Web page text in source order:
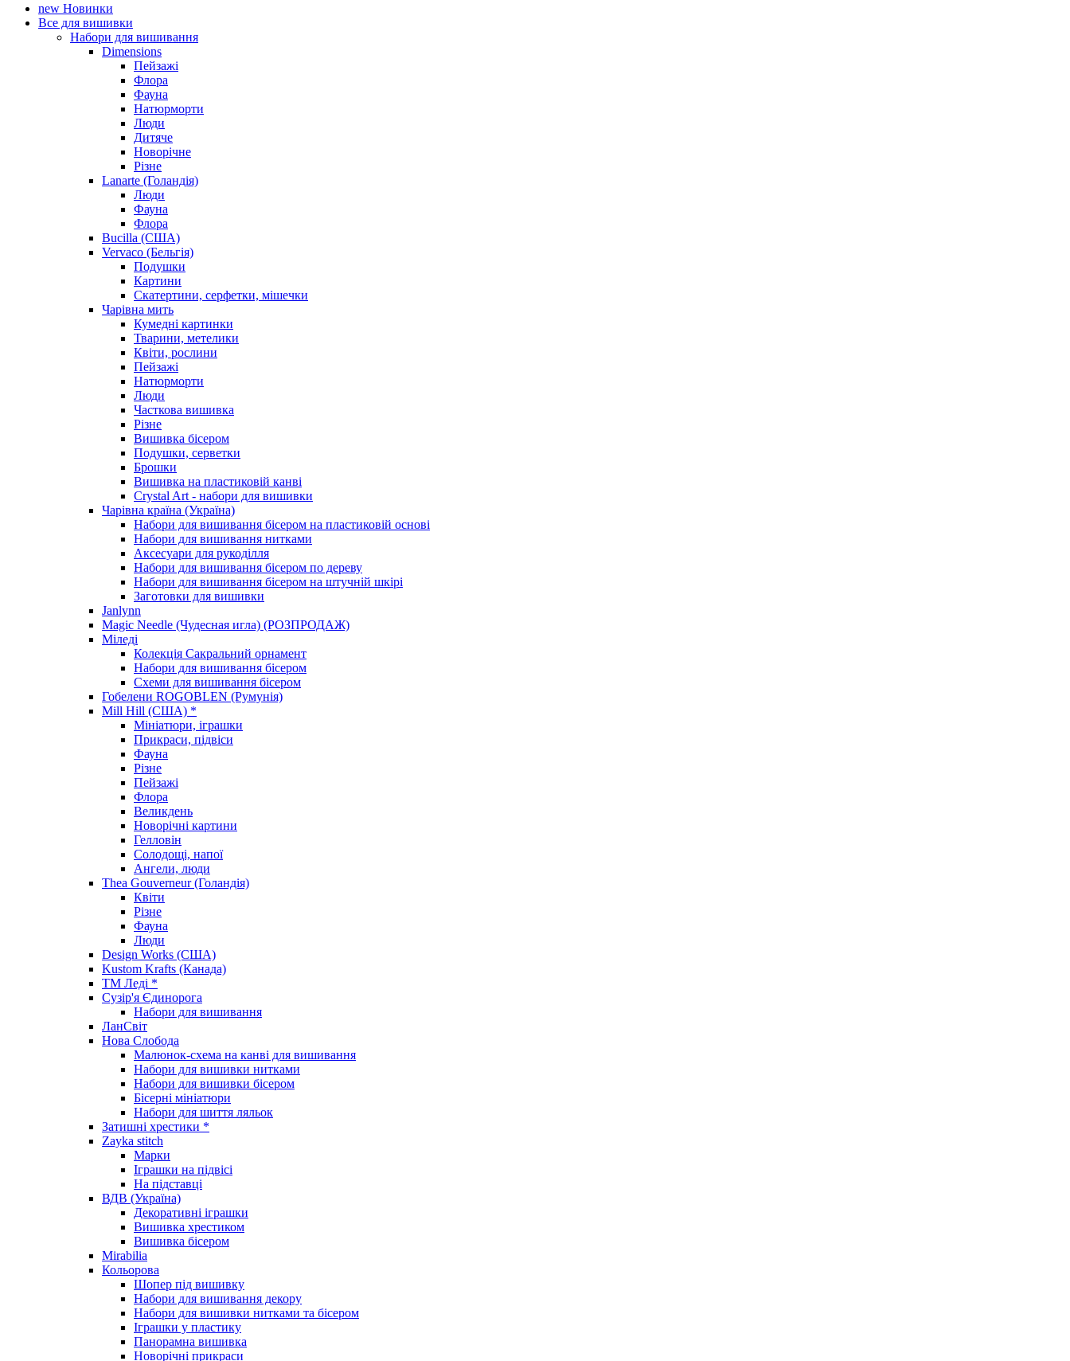
new Новинки
Все для вишивки
Набори для вишивання
Dimensions
Пейзажі
Флора
Фауна
Натюрморти
Люди
Дитяче
Новорічне
Різне
Lanarte (Голандія)
Люди
Фауна
Флора
Bucilla (США)
Vervaco (Бельгія)
Подушки
Картини
Скатертини, серфетки, мішечки
Чарiвна мить
Кумедні картинки
Тварини, метелики
Квіти, рослини
Пейзажі
Натюрморти
Люди
Часткова вишивка
Різне
Вишивка бісером
Подушки, серветки
Брошки
Вишивка на пластиковій канві
Crystal Art - набори для вишивки
Чарівна країна (Україна)
Набори для вишивання бісером на пластиковій основі
Набори для вишивання нитками
Аксесуари для рукоділля
Набори для вишивання бісером по дереву
Набори для вишивання бісером на штучній шкірі
Заготовки для вишивки
Janlynn
Magic Needle (Чудесная игла) (РОЗПРОДАЖ)
Міледі
Колекція Сакральний орнамент
Набори для вишивання бісером
Схеми для вишивання бісером
Гобелени ROGOBLEN (Румунія)
Mill Hill (США) *
Мініатюри, іграшки
Прикраси, підвіси
Фауна
Різне
Пейзажі
Флора
Великдень
Новорічні картини
Гелловін
Солодощі, напої
Ангели, люди
Thea Gouverneur (Голандія)
Квіти
Різне
Фауна
Люди
Design Works (США)
Kustom Krafts (Канада)
ТМ Леді *
Сузір'я Єдинорога
Набори для вишивання
ЛанСвіт
Нова Слобода
Малюнок-схема на канві для вишивання
Набори для вишивки нитками
Набори для вишивки бісером
Бісерні мініатюри
Набори для шиття ляльок
Затишні хрестики *
Zayka stitch
Марки
Іграшки на підвісі
На підставці
ВДВ (Україна)
Декоративні іграшки
Вишивка хрестиком
Вишивка бісером
Mirabilia
Кольорова
Шопер під вишивку
Набори для вишивання декору
Набори для вишивки нитками та бісером
Іграшки у пластику
Панорамна вишивка
Новорічні прикраси